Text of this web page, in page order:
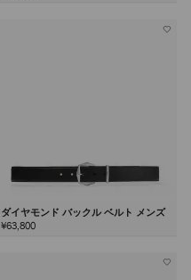
ダイヤモンド バックル ベルト メンズ
¥63,800